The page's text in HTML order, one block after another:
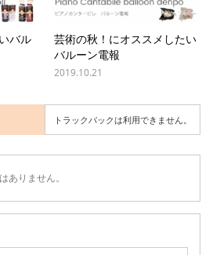
バル
芸術の秋！にオススメしたい
バルーン電報
2019.10.21
トラックバックは利用できません。
ありません。